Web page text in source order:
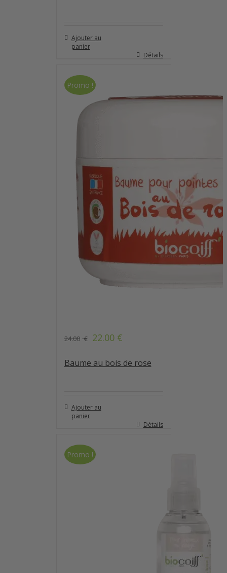
Ajouter au
panier
Détails
Promo !
24.00 € 22.00 €
Baume au bois de rose
Ajouter au
panier
Détails
Promo !